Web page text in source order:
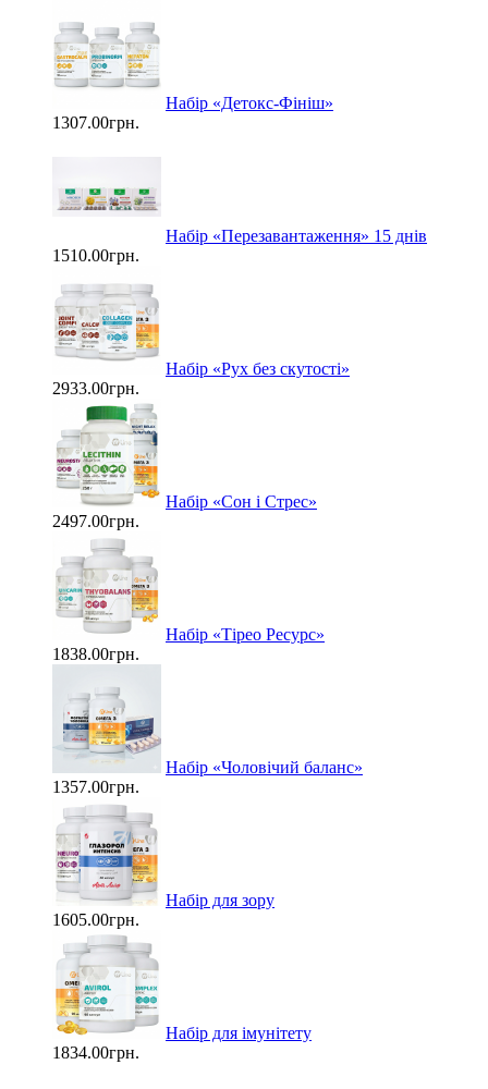
Набір «Детокс-Фініш»
1307.00грн.
Набір «Перезавантаження» 15 днів
1510.00грн.
Набір «Рух без скутості»
2933.00грн.
Набір «Сон і Стрес»
2497.00грн.
Набір «Тірео Ресурс»
1838.00грн.
Набір «Чоловічий баланс»
1357.00грн.
Набір для зору
1605.00грн.
Набір для імунітету
1834.00грн.